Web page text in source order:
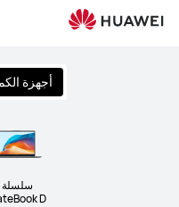
أجهزة
سلسلة
D